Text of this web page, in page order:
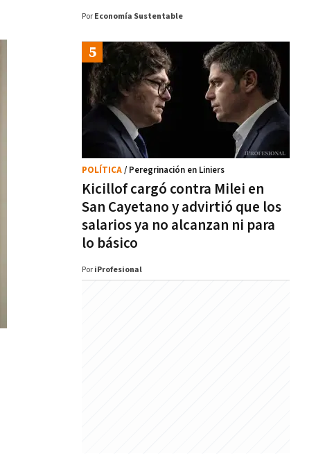
Por Economía Sustentable
Kicillof cargó contra Milei en
San Cayetano y advirtió que los
salarios ya no alcanzan ni para
lo básico
POLÍTICA/ Peregrinación en Liniers
Por iProfesional